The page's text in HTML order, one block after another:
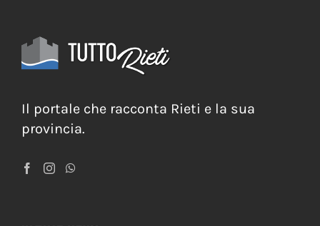
Il portale che racconta Rieti e la sua
provincia.